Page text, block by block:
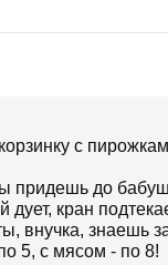
с
придешь до
кран
внучка, знаешь
5, с мясом - по 8!